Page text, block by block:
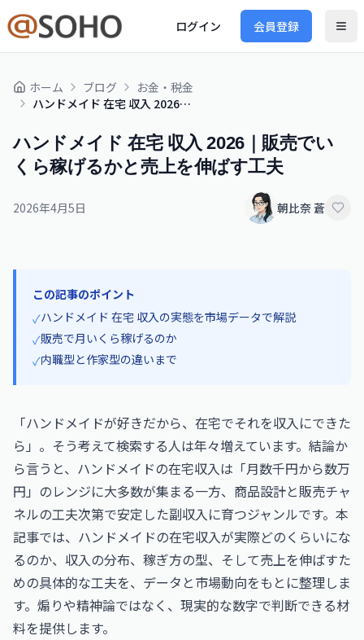
ログイン 会員登録
ホーム ブログ
お金・税金
ハンドメイド 在宅 収入 2026｜販売でいくら稼げるかと売上を伸ばす工夫
ハンドメイド 在宅 収入 2026｜販売でい
くら稼げるかと売上を伸ばす工夫
2026年4月5日 朝比奈 蒼
この記事のポイント
✓ハンドメイド 在宅 収入の実態を市場データで解説
✓販売で月いくら稼げるのか
✓内職型と作家型の違いまで
「ハンドメイドが好きだから、在宅でそれを収入にできた
ら」。そう考えて検索する人は年々増えています。結論か
ら言うと、ハンドメイドの在宅収入は「月数千円から数万
円」のレンジに大多数が集まる一方、商品設計と販売チャ
ネルの工夫次第で安定した副収入に育つジャンルです。本
記事では、ハンドメイドの在宅収入が実際どのくらいにな
るのか、収入の分布、稼ぎ方の型、そして売上を伸ばすた
めの具体的な工夫を、データと市場動向をもとに整理しま
す。煽りや精神論ではなく、現実的な数字で判断できる材
料を提供します。